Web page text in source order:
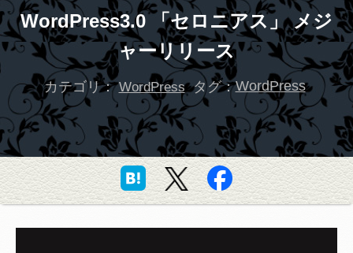
WordPress3.0 「セロニアス」 メジ
ャーリリース
カテゴリ： WordPress タグ：WordPress